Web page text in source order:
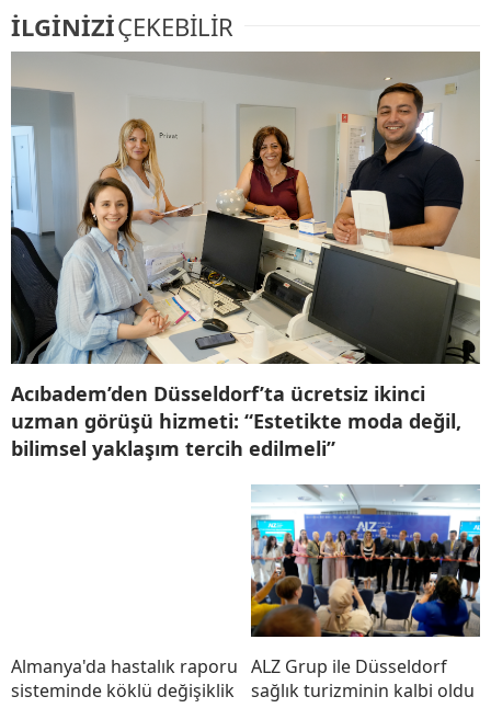
İLGİNİZİÇEKEBİLİR
Acıbadem’den Düsseldorf’ta ücretsiz ikinci
uzman görüşü hizmeti: “Estetikte moda değil,
bilimsel yaklaşım tercih edilmeli”
Almanya'da hastalık raporu
sisteminde köklü değişiklik
ALZ Grup ile Düsseldorf
sağlık turizminin kalbi oldu